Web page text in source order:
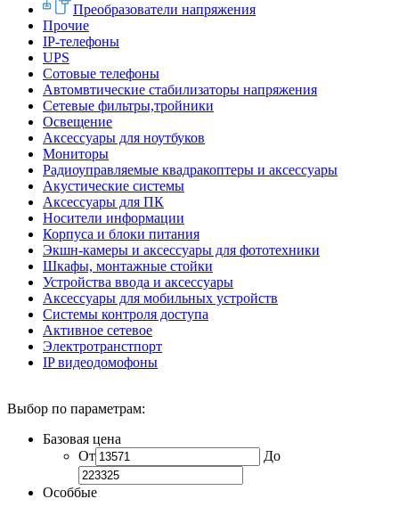
Преобразователи напряжения
Прочие
IP-телефоны
UPS
Сотовые телефоны
Автомвтические стабилизаторы напряжения
Сетевые фильтры,тройники
Освещение
Аксессуары для ноутбуков
Мониторы
Радиоуправляемые квадракоптеры и аксессуары
Акустические системы
Аксессуары для ПК
Носители информации
Корпуса и блоки питания
Экшн-камеры и аксессуары для фототехники
Шкафы, монтажные стойки
Устройства ввода и аксессуары
Аксессуары для мобильных устройств
Системы контроля доступа
Активное сетевое
Электротранстпорт
IP видеодомофоны
Выбор по параметрам:
Базовая цена
От
До
Особбые